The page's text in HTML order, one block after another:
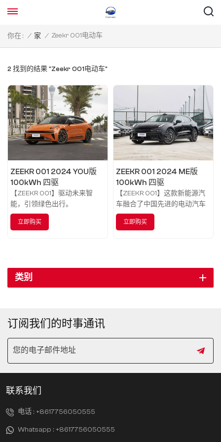
你在 : / 家 / Zeekr 001电动车
2 找到的结果 "Zeekr 001电动车"
ZEEKR 001 2024 YOU版
100kWh 四驱
【ZEEKR 001】驱动未来智
能，引领绿色出行。
立即购买
ZEEKR 001 2024 ME版
100kWh 四驱
【ZEEKR 001】这款新能源汽
车融合了中国先进的电动汽车
技术、互联网智能技术和极限
设计理念，为您带来前所未有
立即购买
类别
订阅我们的时事通讯
联系我们
电话 : +8617756050555
Whatsapp : +8617756050555